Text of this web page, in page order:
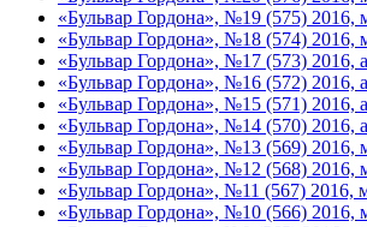
«Бульвар Гордона», №19 (575) 2016,
«Бульвар Гордона», №18 (574) 2016,
«Бульвар Гордона», №17 (573) 2016,
«Бульвар Гордона», №16 (572) 2016,
«Бульвар Гордона», №15 (571) 2016,
«Бульвар Гордона», №14 (570) 2016,
«Бульвар Гордона», №13 (569) 2016,
«Бульвар Гордона», №12 (568) 2016,
«Бульвар Гордона», №11 (567) 2016,
«Бульвар Гордона», №10 (566) 2016,